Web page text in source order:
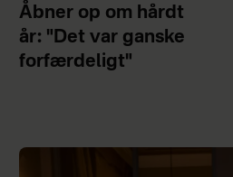
Åbner op om hårdt
år: "Det var ganske
forfærdeligt"